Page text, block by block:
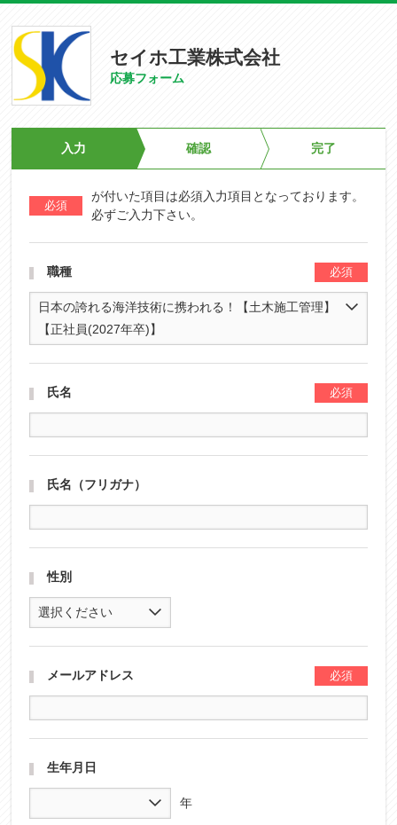
セイホ工業株式会社
応募フォーム
入力 確認 完了
が付いた項目は必須入力項目となっております。
必ずご入力下さい。
職種
日本の誇れる海洋技術に携われる！【土木施工管理】
【正社員(2027年卒)】
氏名
氏名（フリガナ）
性別
選択ください
メールアドレス
生年月日
年